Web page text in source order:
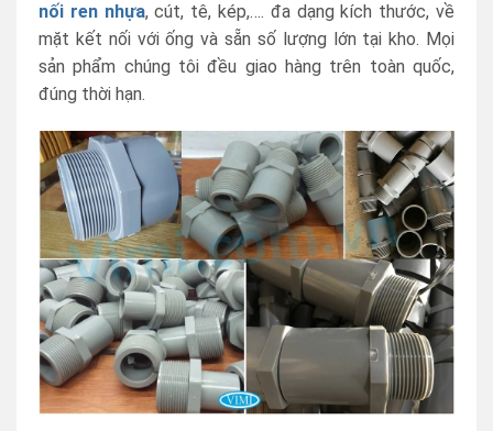
nối ren nhựa, cút, tê, kép,…. đa dạng kích thước, về
mặt kết nối với ống và sẵn số lượng lớn tại kho. Mọi
sản phẩm chúng tôi đều giao hàng trên toàn quốc,
đúng thời hạn.